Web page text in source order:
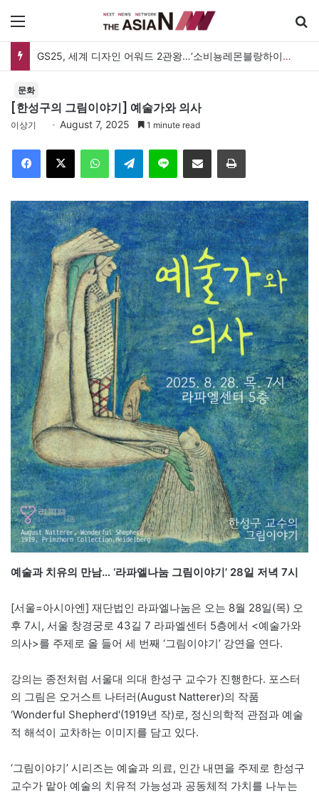
메뉴
GS25, 세계 디자인 어워드 2관왕…‘소비뇽레몬블랑하이볼’ 디자인 경쟁력 인정
문화
[한성구의 그림이야기] 예술가와 의사
이상기 August 7, 2025 1 minute read
Facebook
X WhatsAppTelegramLine 이메일 인쇄
예술과 치유의 만남… ‘라파엘나눔 그림이야기’ 28일 저녁 7시
[서울=아시아엔] 재단법인 라파엘나눔은 오는 8월 28일(목) 오
후 7시, 서울 창경궁로 43길 7 라파엘센터 5층에서 <예술가와
의사>를 주제로 올 들어 세 번째 ‘그림이야기’ 강연을 연다.
강의는 종전처럼 서울대 의대 한성구 교수가 진행한다. 포스터
의 그림은 오거스트 나터러(August Natterer)의 작품
‘Wonderful Shepherd'(1919년 작)로, 정신의학적 관점과 예술
적 해석이 교차하는 이미지를 담고 있다.
‘그림이야기’ 시리즈는 예술과 의료, 인간 내면을 주제로 한성구
교수가 맡아 예술의 치유적 가능성과 공동체적 가치를 나누는